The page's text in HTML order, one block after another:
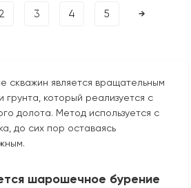
2 3 4 5 →
является вращательным
грунта, который реализуется с
долота. Метод используется с
до сих пор оставаясь
шарошечное бурение